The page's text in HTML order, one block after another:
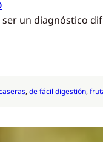
ser un diagnóstico
, de fácil digestión,